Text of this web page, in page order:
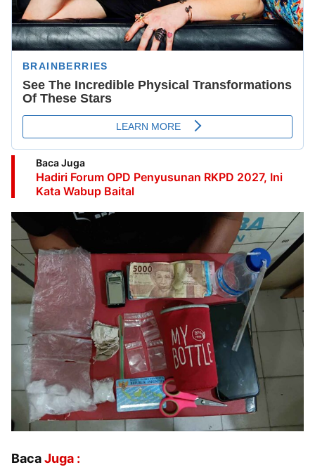
Baca Juga
Hadiri Forum OPD Penyusunan RKPD 2027, Ini
Kata Wabup Baital
BacaJuga :